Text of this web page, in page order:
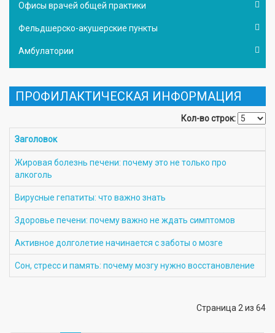
Офисы врачей общей практики
Фельдшерско-акушерские пункты
Амбулатории
ПРОФИЛАКТИЧЕСКАЯ ИНФОРМАЦИЯ
Кол-во строк:
Заголовок
Жировая болезнь печени: почему это не только про
алкоголь
Вирусные гепатиты: что важно знать
Здоровье печени: почему важно не ждать симптомов
Активное долголетие начинается с заботы о мозге
Сон, стресс и память: почему мозгу нужно восстановление
Страница 2 из 64